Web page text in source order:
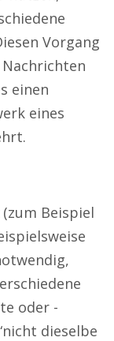
Vorgang
einen
eines
Beispiel
oder -
dieselbe